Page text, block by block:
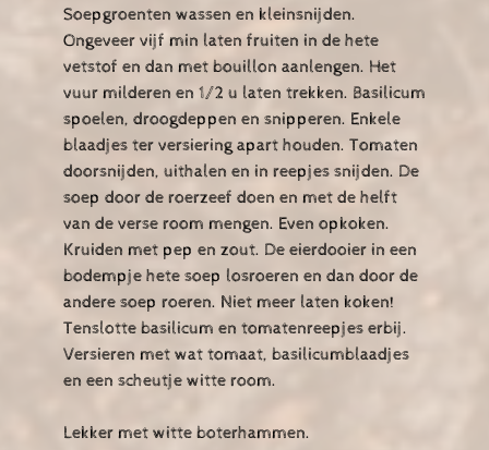
Soepgroenten wassen en kleinsnijden.
Ongeveer vijf min laten fruiten in de hete
vetstof en dan met bouillon aanlengen. Het
vuur milderen en 1/2 u laten trekken. Basilicum
spoelen, droogdeppen en snipperen. Enkele
blaadjes ter versiering apart houden. Tomaten
doorsnijden, uithalen en in reepjes snijden. De
soep door de roerzeef doen en met de helft
van de verse room mengen. Even opkoken.
Kruiden met pep en zout. De eierdooier in een
bodempje hete soep losroeren en dan door de
andere soep roeren. Niet meer laten koken!
Tenslotte basilicum en tomatenreepjes erbij.
Versieren met wat tomaat, basilicumblaadjes
en een scheutje witte room.
Lekker met witte boterhammen.